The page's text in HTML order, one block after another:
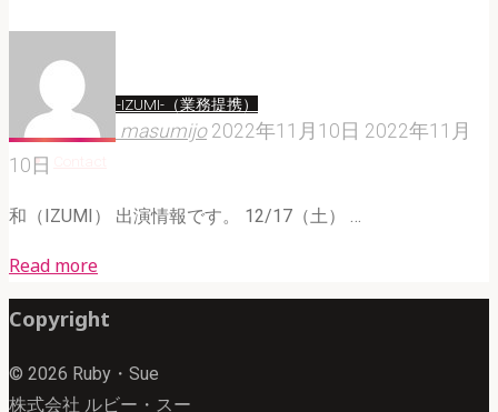
和 -IZUMI-（業務提携）
masumijo 2022年11月10日 2022年11月
10日
和（IZUMI） 出演情報です。 12/17（土） …
Read more"和
（IZUMI）
K.G
JAZZ
Copyright
© 2026 Ruby・Sue
株式会社 ルビー・スー